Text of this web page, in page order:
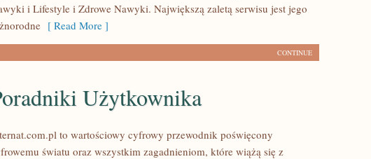
i Lifestyle i Zdrowe Nawyki. Największą zaletą serwisu jest jego
[ Read More ]
CONTINUE
Użytkownika
to wartościowy cyfrowy przewodnik poświęcony
światu oraz wszystkim zagadnieniom, które wiążą się z